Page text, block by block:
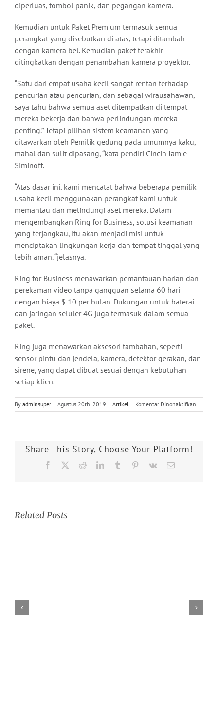
diperluas, tombol panik, dan pegangan kamera.
Kemudian untuk Paket Premium termasuk semua
perangkat yang disebutkan di atas, tetapi ditambah
dengan kamera bel. Kemudian paket terakhir
ditingkatkan dengan penambahan kamera proyektor.
“Satu dari empat usaha kecil sangat rentan terhadap
pencurian atau pencurian, dan sebagai wirausahawan,
saya tahu bahwa semua aset ditempatkan di tempat
mereka bekerja dan bahwa perlindungan mereka
penting.” Tetapi pilihan sistem keamanan yang
ditawarkan oleh Pemilik gedung pada umumnya kaku,
mahal dan sulit dipasang, “kata pendiri Cincin Jamie
Siminoff.
“Atas dasar ini, kami mencatat bahwa beberapa pemilik
usaha kecil menggunakan perangkat kami untuk
memantau dan melindungi aset mereka. Dalam
mengembangkan Ring for Business, solusi keamanan
yang terjangkau, itu akan menjadi misi untuk
menciptakan lingkungan kerja dan tempat tinggal yang
lebih aman. “jelasnya.
Ring for Business menawarkan pemantauan harian dan
perekaman video tanpa gangguan selama 60 hari
dengan biaya $ 10 per bulan. Dukungan untuk baterai
dan jaringan seluler 4G juga termasuk dalam semua
paket.
Ring juga menawarkan aksesori tambahan, seperti
sensor pintu dan jendela, kamera, detektor gerakan, dan
sirene, yang dapat dibuat sesuai dengan kebutuhan
setiap klien.
By adminsuper | Agustus 20th, 2019 | Artikel | Komentar Dinonaktifkan
Ring
Share This Story, Choose Your Platform!
Facebook RedditLinkedInTumblr Pinterest
Vk Email
Related Posts